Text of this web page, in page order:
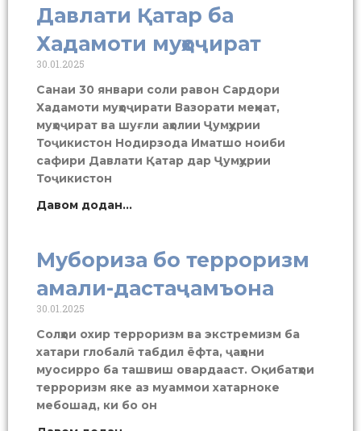
Давлати Қатар ба
Хадамоти муҳоҷират
30.01.2025
Санаи 30 январи соли равон Сардори
Хадамоти муҳоҷирати Вазорати меҳнат,
муҳоҷират ва шуғли аҳолии Ҷумҳурии
Тоҷикистон Нодирзода Иматшо ноиби
сафири Давлати Қатар дар Ҷумҳурии
Тоҷикистон
Давом додан...
Мубориза бо терроризм
амали-дастаҷамъона
30.01.2025
Солҳои охир терроризм ва экстремизм ба
хатари глобалӣ табдил ёфта, ҷаҳони
муосирро ба ташвиш овардааст. Оқибатҳои
терроризм яке аз муаммои хатарноке
мебошад, ки бо он